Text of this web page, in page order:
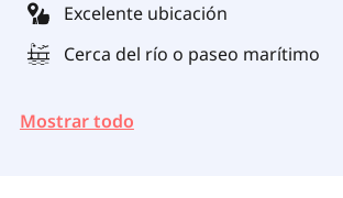
Excelente ubicación
Cerca del río o paseo marítimo
Mostrar todo